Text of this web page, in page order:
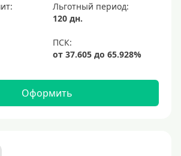
Льготный период:
120 дн.
Оформить